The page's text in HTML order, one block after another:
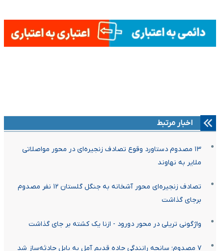
اخبار مرتبط
۱۳ مصدوم دستاورد وقوع تصادف زنجیره‌ای در محور مواصلاتی
ملایر به نهاوند
تصادف زنجیره‌ای محور آشخانه به جنگل گلستان ۱۲ نفر مصدوم
برجای گذاشت
واژگونی تریلی در محور دورود - ازنا یک کشته بر جای گذاشت
۷ مصدوم؛ سانحه رانندگی جاده قدیم آمل به بابل حادثه‌ساز شد